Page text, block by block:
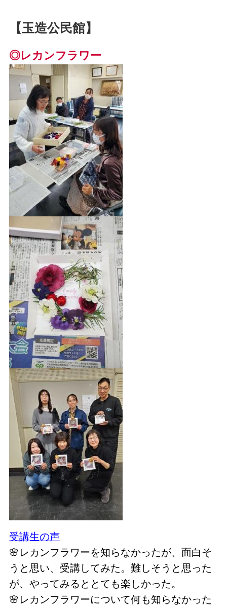
【玉造公民館】
◎レカンフラワー
受講生の声
🌸レカンフラワーを知らなかったが、面白そ
うと思い、受講してみた。難しそうと思った
が、やってみるととても楽しかった。
🌸レカンフラワーについて何も知らなかった